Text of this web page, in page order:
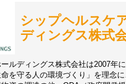
シップヘルスケ
ディングス株式
ルディングス株式会社は2007年
を守る人の環境づくり」を理念